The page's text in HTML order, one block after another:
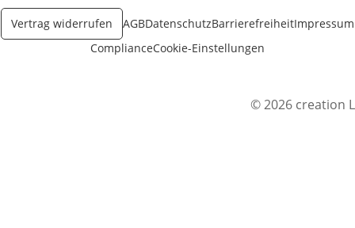
Vertrag widerrufen AGBDatenschutzBarrierefreiheitImpressum
ComplianceCookie-Einstellungen
© 2026 creation L